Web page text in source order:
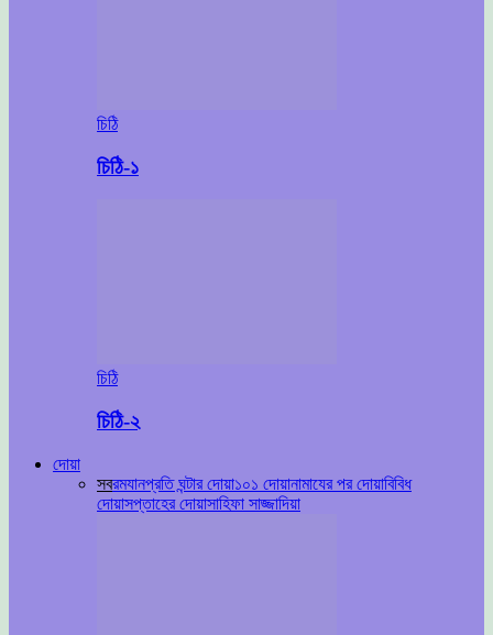
চিঠি
চিঠি-১
চিঠি
চিঠি-২
দোয়া
সবরমযানপ্রতি ঘন্টার দোয়া১০১ দোয়ানামাযের পর দোয়াবিবিধ
দোয়াসপ্তাহের দোয়াসাহিফা সাজ্জাদিয়া